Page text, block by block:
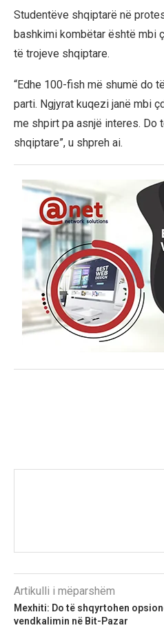
Studentëve shqiptarë në
bashkimi kombëtar është mbi
të trojeve shqiptare.
“Edhe 100-fish më shumë do
parti. Ngjyrat kuqezi janë mbi
me shpirt pa asnjë interes.
shqiptare”, u shpreh ai.
Artikulli i mëparshëm
Mexhiti: Do të shqyrtohen
vendkalimin në Bit-Pazar